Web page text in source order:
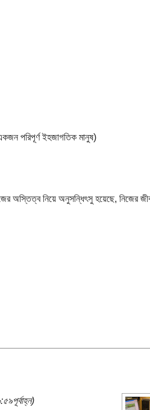
পরিপূর্ণ ইহজাগতিক মানুষ)
অস্তিত্ব নিয়ে অনুসন্ধিৎসু হয়েছে, নিজের